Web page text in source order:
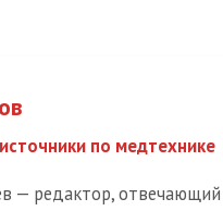
по медтехнике
— редактор,